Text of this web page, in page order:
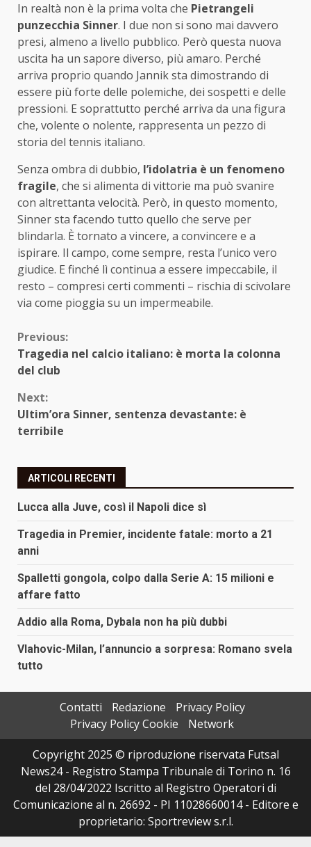
In realtà non è la prima volta che Pietrangeli
punzecchia Sinner. I due non si sono mai davvero
presi, almeno a livello pubblico. Però questa nuova
uscita ha un sapore diverso, più amaro. Perché
arriva proprio quando Jannik sta dimostrando di
essere più forte delle polemiche, dei sospetti e delle
pressioni. E soprattutto perché arriva da una figura
che, volente o nolente, rappresenta un pezzo di
storia del tennis italiano.
Senza ombra di dubbio, l’idolatria è un fenomeno
fragile, che si alimenta di vittorie ma può svanire
con altrettanta velocità. Però, in questo momento,
Sinner sta facendo tutto quello che serve per
blindarla. È tornato a vincere, a convincere e a
ispirare. Il campo, come sempre, resta l’unico vero
giudice. E finché lì continua a essere impeccabile, il
resto – compresi certi commenti – rischia di scivolare
via come pioggia su un impermeabile.
Continue
Reading
Previous:
Tragedia nel calcio italiano: è morta la colonna
del club
Next:
Ultim’ora Sinner, sentenza devastante: è
terribile
ARTICOLI RECENTI
Lucca alla Juve, così il Napoli dice sì
Tragedia in Premier, incidente fatale: morto a 21
anni
Spalletti gongola, colpo dalla Serie A: 15 milioni e
affare fatto
Addio alla Roma, Dybala non ha più dubbi
Vlahovic-Milan, l’annuncio a sorpresa: Romano svela
tutto
Contatti Redazione
Privacy Policy
Privacy Policy Cookie
Network
Copyright 2025 © riproduzione riservata Futsal
News24 - Registro Stampa Tribunale di Torino n. 16
del 28/04/2022 Iscritto al Registro Operatori di
Comunicazione al n. 26692 - PI 11028660014 - Editore e
proprietario: Sportreview s.r.l.